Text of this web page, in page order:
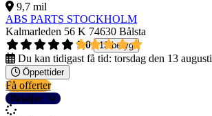
9,7 mil
ABS PARTS STOCKHOLM
Kalmarleden 56 K 74630 Bålsta
5,0
13 betyg
Du kan tidigast få tid: torsdag den 13 augusti
Öppettider
Få offerter
Detaljer